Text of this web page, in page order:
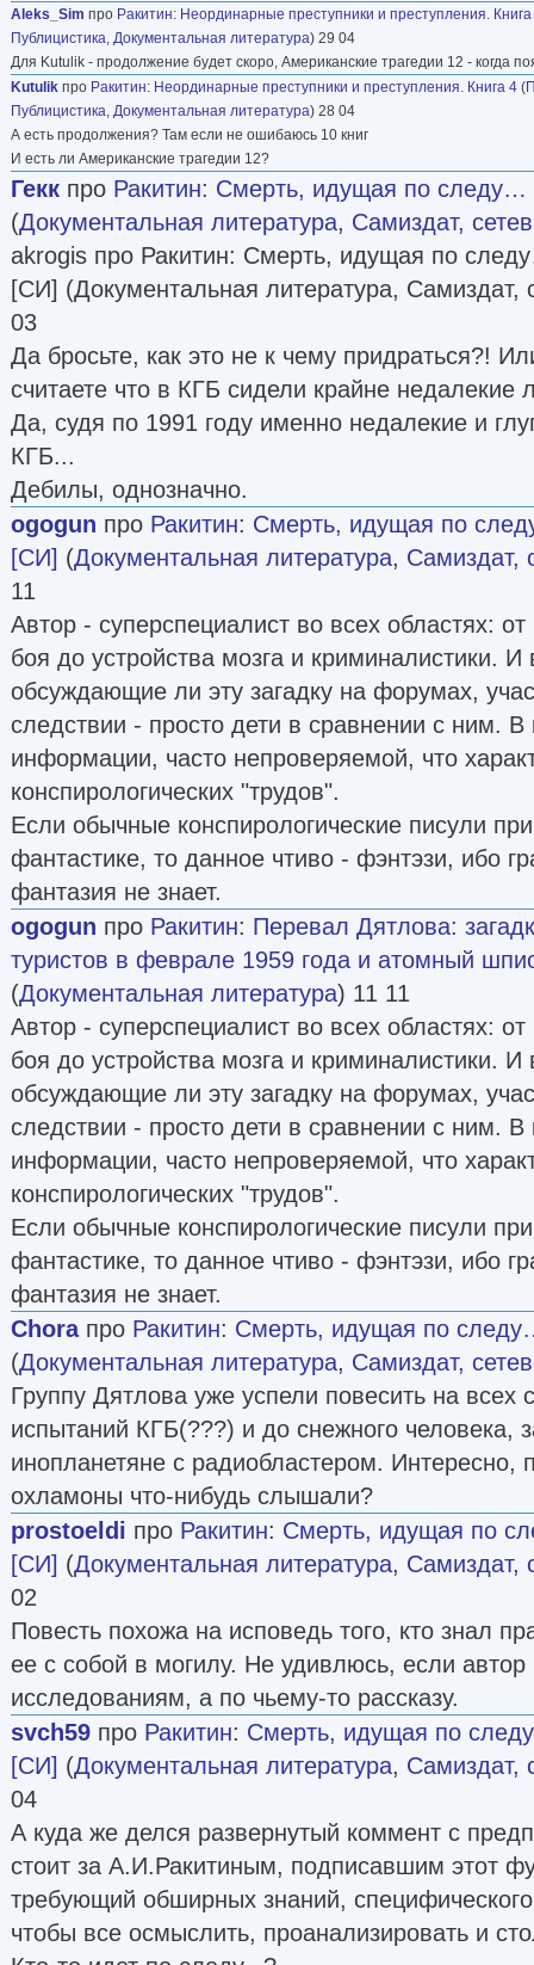
Aleks_Sim про Ракитин: Неординарные преступники и преступления. Книга
Публицистика, Документальная литература) 29 04
Для Kutulik - продолжение будет скоро, Американские трагедии 12 - когда
Kutulik про Ракитин: Неординарные преступники и преступления. Книга 4 (
Публицистика, Документальная литература) 28 04
А есть продолжения? Там если не ошибаюсь 10 книг
И есть ли Американские трагедии 12?
Гекк про Ракитин: Смерть, идущая по следу…
(Документальная литература, Самиздат,
akrogis про Ракитин: Смерть, идущая по
[СИ] (Документальная литература, Самиздат,
03
Да бросьте, как это не к чему придраться?!
считаете что в КГБ сидели крайне недалекие
Да, судя по 1991 году именно недалекие и
КГБ...
Дебилы, однозначно.
ogogun про Ракитин: Смерть, идущая по
[СИ] (Документальная литература, Самиздат,
11
Автор - суперспециалист во всех областях:
боя до устройства мозга и криминалистики. И
обсуждающие ли эту загадку на форумах,
следствии - просто дети в сравнении с ним. В
информации, часто непроверяемой, что
конспирологических "трудов".
Если обычные конспирологические писули
фантастике, то данное чтиво - фэнтэзи, ибо
фантазия не знает.
ogogun про Ракитин: Перевал Дятлова:
туристов в феврале 1959 года и атомный
(Документальная литература) 11 11
Автор - суперспециалист во всех областях:
боя до устройства мозга и криминалистики. И
обсуждающие ли эту загадку на форумах,
следствии - просто дети в сравнении с ним. В
информации, часто непроверяемой, что
конспирологических "трудов".
Если обычные конспирологические писули
фантастике, то данное чтиво - фэнтэзи, ибо
фантазия не знает.
Choraпро Ракитин: Смерть, идущая по
(Документальная литература, Самиздат,
Группу Дятлова уже успели повесить на всех
испытаний КГБ(???) и до снежного человека,
инопланетяне с радиобластером. Интересно,
охламоны что-нибудь слышали?
prostoeldi про Ракитин: Смерть, идущая по
[СИ] (Документальная литература, Самиздат,
02
Повесть похожа на исповедь того, кто знал
ее с собой в могилу. Не удивлюсь, если
исследованиям, а по чьему-то рассказу.
svch59 про Ракитин: Смерть, идущая по
[СИ] (Документальная литература, Самиздат,
04
А куда же делся развернутый коммент с
стоит за А.И.Ракитиным, подписавшим этот
требующий обширных знаний,
чтобы все осмыслить, проанализировать и